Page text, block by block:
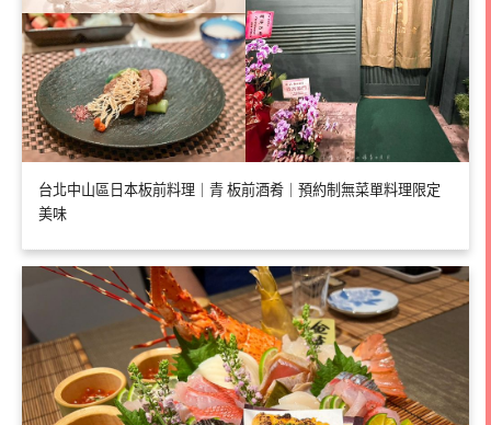
台北中山區日本板前料理｜青 板前酒肴｜預約制無菜單料理限定
美味